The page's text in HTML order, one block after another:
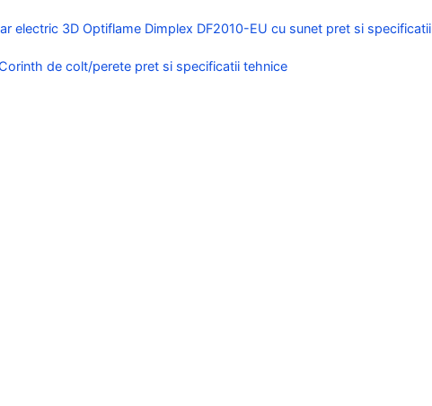
electric 3D Optiflame Dimplex DF2010-EU cu sunet pret si specificatii
de colt/perete pret si specificatii tehnice